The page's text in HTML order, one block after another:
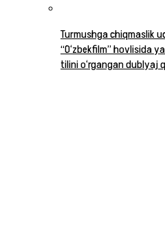
Turmushga chiqmaslik
“O‘zbekfilm” hovlisida
tilini o‘rgangan dublyaj